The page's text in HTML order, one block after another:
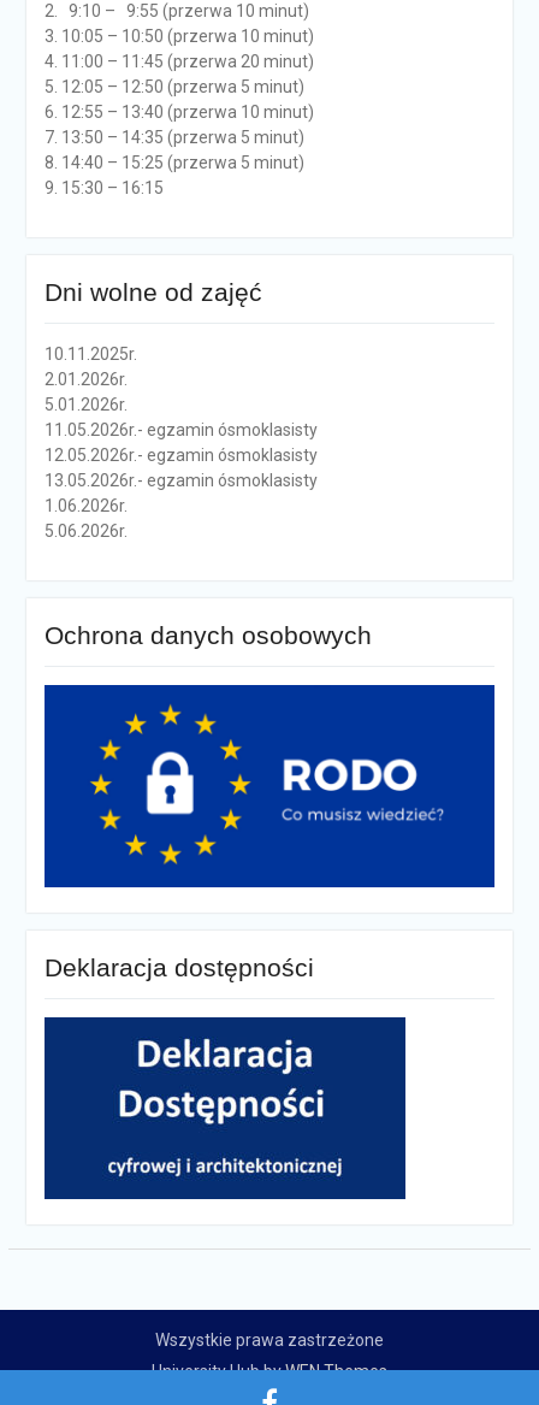
2. 9:10 – 9:55 (przerwa 10 minut)
3. 10:05 – 10:50 (przerwa 10 minut)
4. 11:00 – 11:45 (przerwa 20 minut)
5. 12:05 – 12:50 (przerwa 5 minut)
6. 12:55 – 13:40 (przerwa 10 minut)
7. 13:50 – 14:35 (przerwa 5 minut)
8. 14:40 – 15:25 (przerwa 5 minut)
9. 15:30 – 16:15
Dni wolne od zajęć
10.11.2025r.
2.01.2026r.
5.01.2026r.
11.05.2026r.- egzamin ósmoklasisty
12.05.2026r.- egzamin ósmoklasisty
13.05.2026r.- egzamin ósmoklasisty
1.06.2026r.
5.06.2026r.
Ochrona danych osobowych
Deklaracja dostępności
Wszystkie prawa zastrzeżone
University Hub byWEN Themes
Zespół Szkolno-Przedszkolny w Płużnicy